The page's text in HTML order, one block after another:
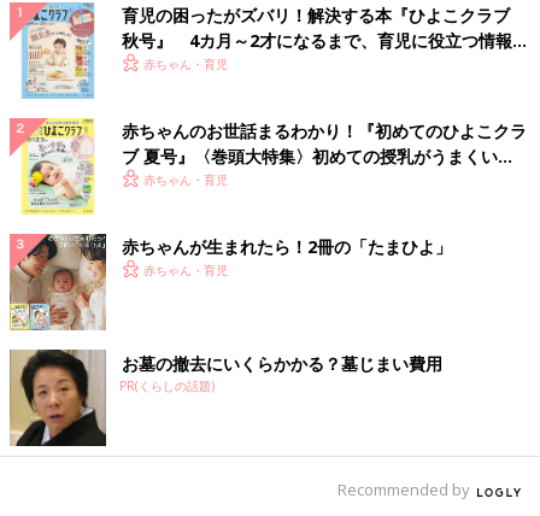
育児の困ったがズバリ！解決する本『ひよこクラブ
秋号』 4カ月～2才になるまで、育児に役立つ情報が
いっぱい！
赤ちゃん・育児
赤ちゃんのお世話まるわかり！『初めてのひよこクラ
ブ 夏号』〈巻頭大特集〉初めての授乳がうまくい
く！ おっぱい・ミルクの基本と夏のトラブル 解決テ
赤ちゃん・育児
赤ちゃんが生まれたら！2冊の「たまひよ」
赤ちゃん・育児
お墓の撤去にいくらかかる？墓じまい費用
PR(くらしの話題)
Recommended by